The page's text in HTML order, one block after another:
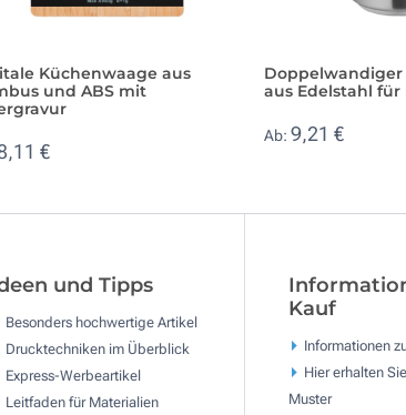
Küchenwaage aus
und ABS mit
€
aus Edelstahl für
Ab: 9,21 €
und Tipps
Besonders hochwertige Artikel
Drucktechniken im Überblick
Express-Werbeartikel
Leitfaden für Materialien
Kauf
Informationen
Hier erhalten
Muster